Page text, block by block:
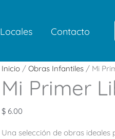
Locales Contacto
Inicio / Obras Infantiles / Mi
Mi Primer
$ 6.00
Una selección de obras
Mi
Primer
Libro
de